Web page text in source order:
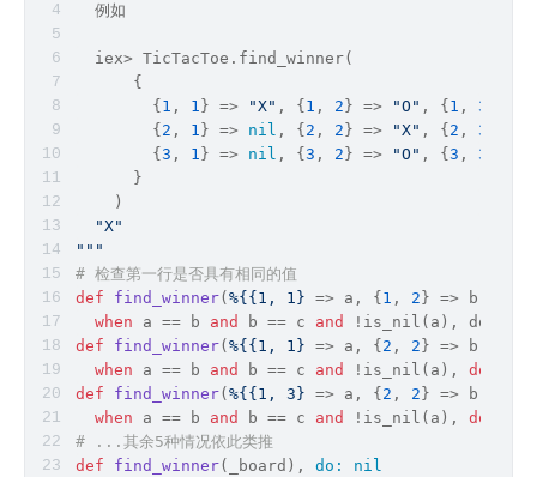
  例如
  iex> TicTacToe.find_winner(
      {
        {
1 , 1 } => "X" , { 1 , 2 } => "O" , { 1 , 3
        {
2 , 1 } => nil , { 2 , 2 } => "X" , { 2 , 3
        {
3 , 1 } => nil , { 3 , 2 } => "O" , { 3 , 3
      }
    )
"X"
"" "
# 检查第一行是否具有相同的值
def
find_winner( %{{1, 1} => a, { 1 , 2 } => b, {
when a == b and b == c and ! is_nil(a), do: a
def
find_winner( %{{1, 1} => a, { 2 , 2 } => b, {
when a == b and b == c and !is_nil(a), do
def
find_winner( %{{1, 3} => a, { 2 , 2 } => b, {
when a == b and b == c and !is_nil(a), do
# ...其余5种情况依此类推
def
find_winner(_board) , do: nil